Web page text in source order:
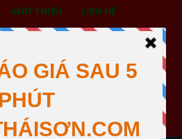
GIỚI THIỆU LIÊN HỆ
ĐỘNG THÁI SƠN
THÁI SƠN QUẬN 12
Search